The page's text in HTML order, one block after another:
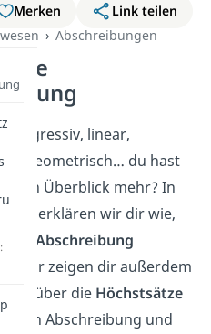
Merken
Link teilen
Abschreibungen
progressiv, linear,
geometrisch… du hast
Überblick mehr? In
erklären wir dir wie,
Abschreibung
Wir zeigen dir außerdem
über die Höchstsätze
Abschreibung und